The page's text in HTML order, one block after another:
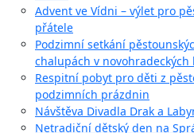
Advent ve Vídni – výlet pro
přátele
Podzimní setkání
chalupách v novohradeckých
Respitní pobyt pro děti z
podzimních prázdnin
Návštěva Divadla Drak a
Netradiční dětský den na